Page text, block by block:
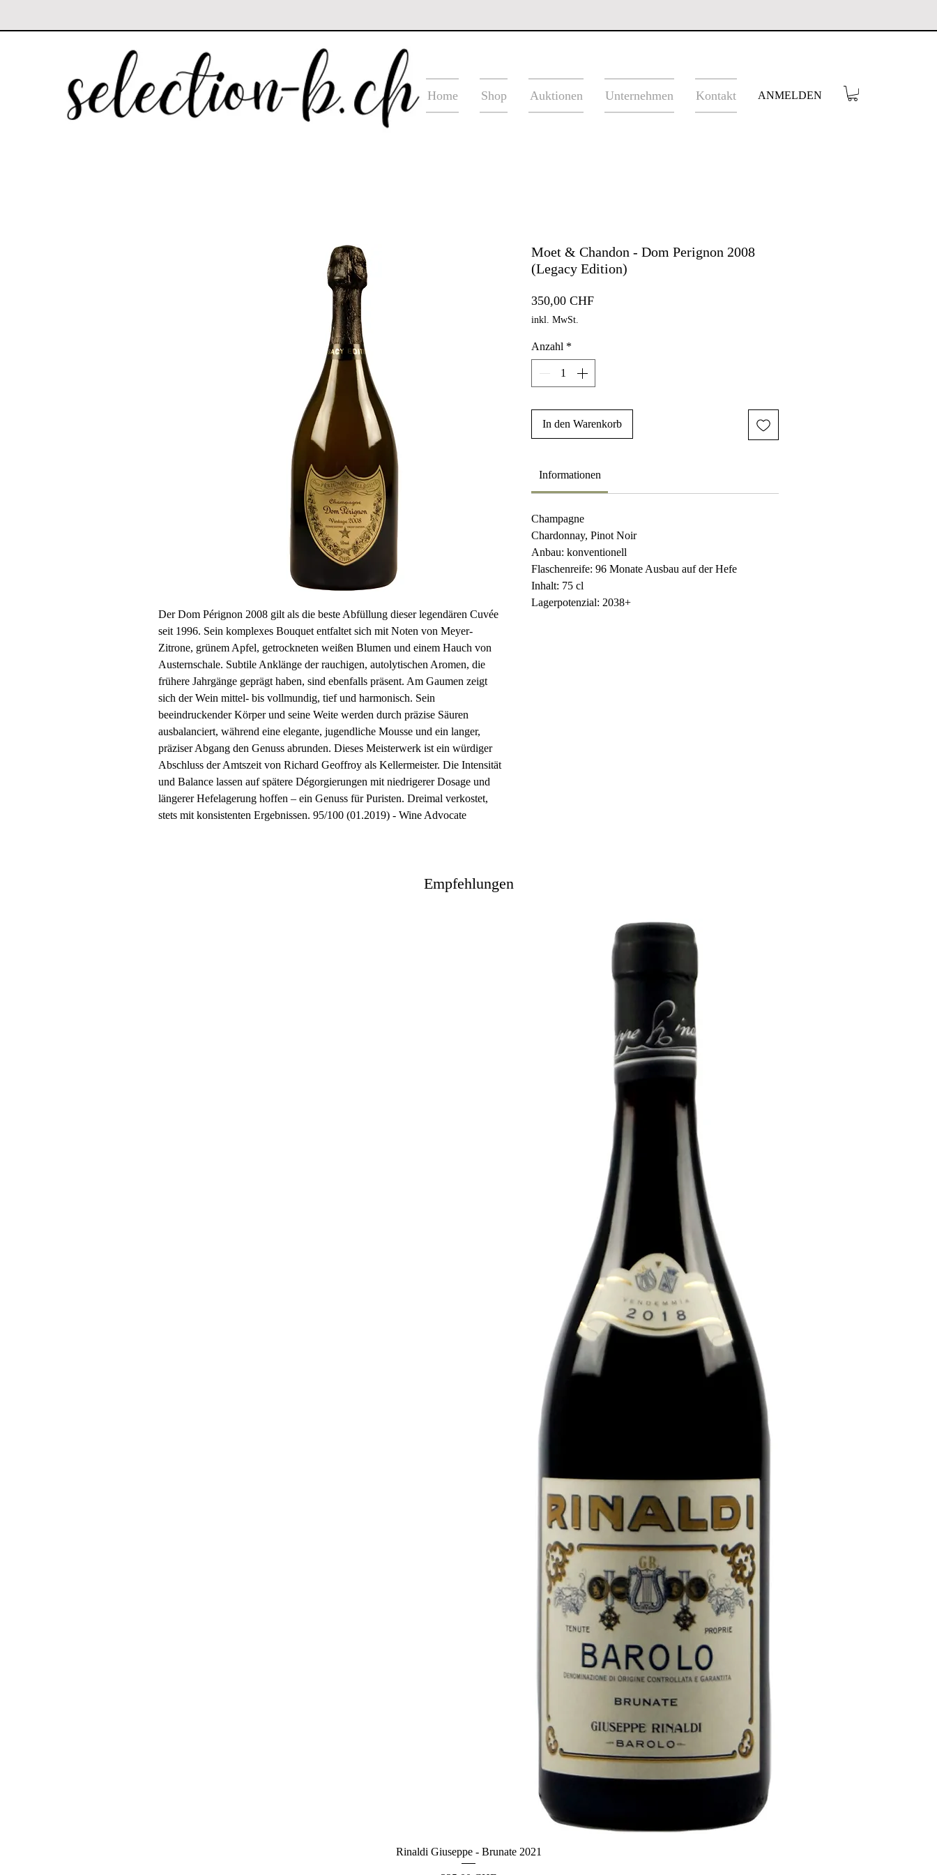
Home Shop Auktionen Unternehmen Kontakt ANMELDEN
Der Dom Pérignon 2008 gilt als die beste Abfüllung dieser legendären Cuvée
seit 1996. Sein komplexes Bouquet entfaltet sich mit Noten von Meyer-
Zitrone, grünem Apfel, getrockneten weißen Blumen und einem Hauch von
Austernschale. Subtile Anklänge der rauchigen, autolytischen Aromen, die
frühere Jahrgänge geprägt haben, sind ebenfalls präsent. Am Gaumen zeigt
sich der Wein mittel- bis vollmundig, tief und harmonisch. Sein
beeindruckender Körper und seine Weite werden durch präzise Säuren
ausbalanciert, während eine elegante, jugendliche Mousse und ein langer,
präziser Abgang den Genuss abrunden. Dieses Meisterwerk ist ein würdiger
Abschluss der Amtszeit von Richard Geoffroy als Kellermeister. Die Intensität
und Balance lassen auf spätere Dégorgierungen mit niedrigerer Dosage und
längerer Hefelagerung hoffen – ein Genuss für Puristen. Dreimal verkostet,
stets mit konsistenten Ergebnissen. 95/100 (01.2019) - Wine Advocate
Moet & Chandon - Dom Perignon 2008
(Legacy Edition)
350,00 CHFPreis
inkl. MwSt.
Anzahl *
In den Warenkorb
Informationen
Champagne
Chardonnay, Pinot Noir
Anbau: konventionell
Flaschenreife: 96 Monate Ausbau auf der Hefe
Inhalt: 75 cl
Lagerpotenzial: 2038+
Empfehlungen
Rinaldi Giuseppe - Brunate 2021